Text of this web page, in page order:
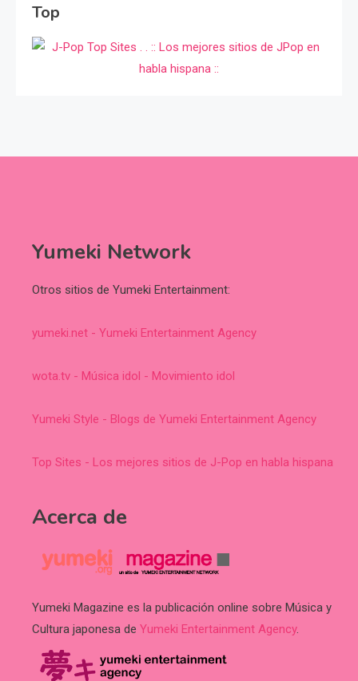
Top
Yumeki Network
Otros sitios de Yumeki Entertainment:
yumeki.net - Yumeki Entertainment Agency
wota.tv - Música idol - Movimiento idol
Yumeki Style - Blogs de Yumeki Entertainment Agency
Top Sites - Los mejores sitios de J-Pop en habla hispana
Acerca de
Yumeki Magazine es la publicación online sobre Música y
Cultura japonesa de Yumeki Entertainment Agency.